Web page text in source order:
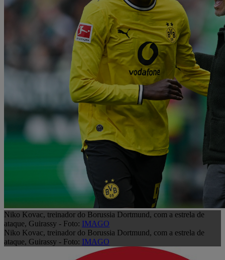
Niko Kovac, treinador do Borussia Dortmund, com a estrela de
ataque, Guirassy - Foto: IMAGO
Niko Kovac, treinador do Borussia Dortmund, com a estrela de
ataque, Guirassy - Foto: IMAGO